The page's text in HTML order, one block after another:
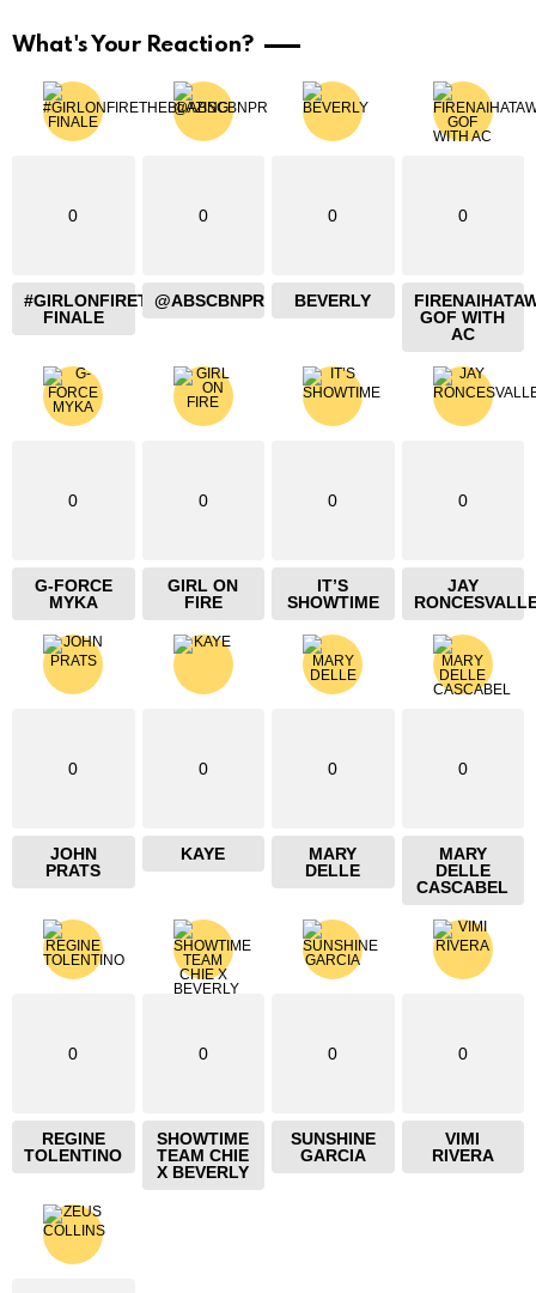
What's Your Reaction?
0
#GIRLONFIRETHEBLAZING
FINALE
0
@ABSCBNPR
0
BEVERLY
0
GOF WITH
AC
0
G-FORCE
MYKA
0
GIRL ON
FIRE
0
IT’S
SHOWTIME
0
JAY
0
JOHN
PRATS
0
KAYE
0
MARY
DELLE
0
MARY
DELLE
CASCABEL
0
REGINE
TOLENTINO
0
SHOWTIME
TEAM CHIE
X BEVERLY
0
SUNSHINE
GARCIA
0
VIMI
RIVERA